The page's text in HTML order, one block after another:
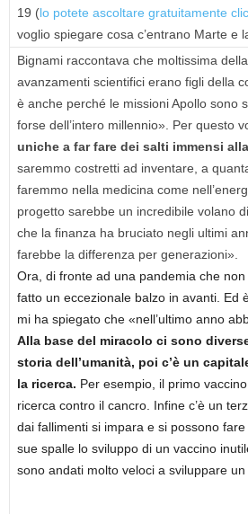
19 (lo potete ascoltare gratuitamente
voglio spiegare cosa c’entrano Marte e
Bignami raccontava che moltissima
avanzamenti scientifici erano figli della
è anche perché le missioni Apollo sono
forse dell’intero millennio». Per questo
uniche a far fare dei salti immensi
saremmo costretti ad inventare, a
faremmo nella medicina come
progetto sarebbe un incredibile volano
che la finanza ha bruciato negli ultimi
farebbe la differenza per generazioni».
Ora, di fronte ad una pandemia che
fatto un eccezionale balzo in avanti. Ed
mi ha spiegato che «nell’ultimo anno
Alla base del miracolo ci sono
storia dell’umanità, poi c’è un
la ricerca. Per esempio, il primo
ricerca contro il cancro. Infine c’è un
dai fallimenti si impara e si possono
sue spalle lo sviluppo di un vaccino
sono andati molto veloci a sviluppare